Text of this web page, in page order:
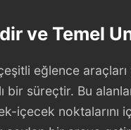
ve Temel
eğlence
bir süreçtir. Bu
içecek noktalarını